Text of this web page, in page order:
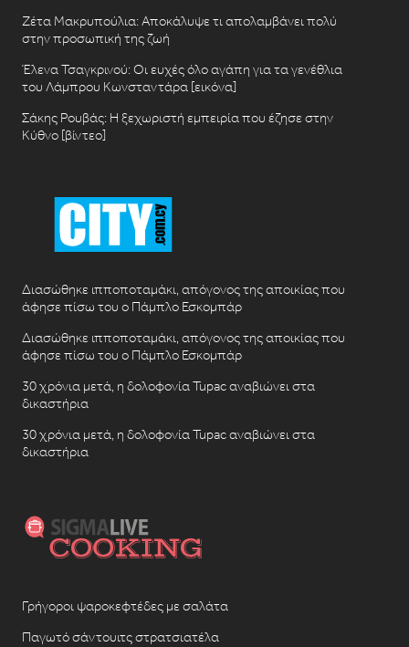
Ζέτα Μακρυπούλια: Αποκάλυψε τι απολαμβάνει πολύ
στην προσωπική της ζωή
Έλενα Τσαγκρινού: Οι ευχές όλο αγάπη για τα γενέθλια
του Λάμπρου Κωνσταντάρα [εικόνα]
Σάκης Ρουβάς: Η ξεχωριστή εμπειρία που έζησε στην
Κύθνο [βίντεο]
Διασώθηκε ιπποποταμάκι, απόγονος της αποικίας που
άφησε πίσω του ο Πάμπλο Εσκομπάρ
Διασώθηκε ιπποποταμάκι, απόγονος της αποικίας που
άφησε πίσω του ο Πάμπλο Εσκομπάρ
30 χρόνια μετά, η δολοφονία Tupac αναβιώνει στα
δικαστήρια
30 χρόνια μετά, η δολοφονία Tupac αναβιώνει στα
δικαστήρια
Γρήγοροι ψαροκεφτέδες με σαλάτα
Παγωτό σάντουιτς στρατσιατέλα